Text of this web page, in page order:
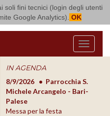
soli fini tecnici (login degli utenti
Google Analytics). OK
Bitonto
Menu
IN AGENDA
8/9/2026
Parrocchia S.
Michele Arcangelo - Bari-
Palese
Messa per la festa